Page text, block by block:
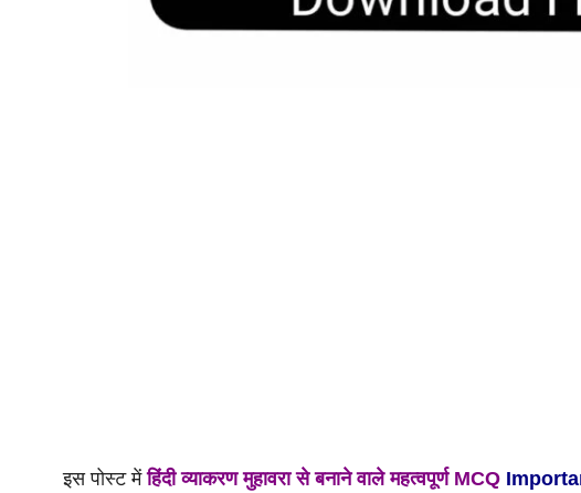
इस पोस्ट मेंहिंदी व्याकरण मुहावरा से बनाने वाले महत्वपूर्ण MCQ